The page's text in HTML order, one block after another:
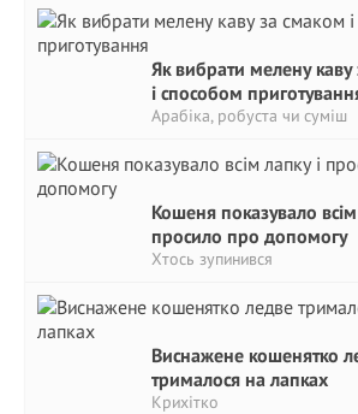
Як вибрати мелену
і способом
Арабіка, робуста чи суміш
Кошеня показувало всім
просило про допомогу
Хтось зупинився
Виснажене кошенятко
трималося на лапках
Крихітко